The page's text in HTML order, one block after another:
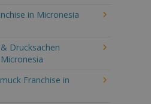
in Micronesia
Drucksachen
Franchise in